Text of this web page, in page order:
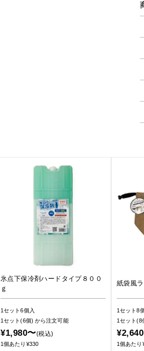
氷点下保冷剤ハードタイプ８００
ｇ
1セット6個入
1セット(6個) から注文可能
¥1,980〜(税込)
1個あたり¥330
紙袋風
1セット8
1セット(8
1個あたり